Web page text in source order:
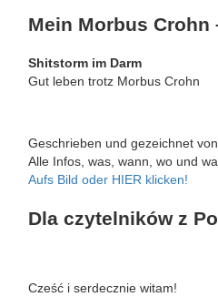
Mein Morbus Crohn
Shitstorm im Darm
Gut leben trotz Morbus Crohn
Geschrieben und gezeichnet
Alle Infos, was, wann, wo und
Aufs Bild oder HIER klicken!
Dla czytelników z
Cześć i serdecznie witam!